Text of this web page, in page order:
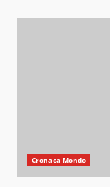
Cronaca Mondo